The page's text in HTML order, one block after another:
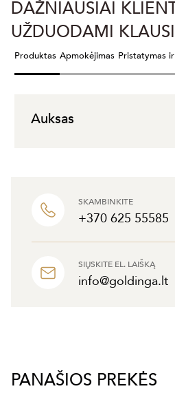
SKAMBINKITE
+370 625 55585
SIŲSKITE EL. LAIŠKĄ
info@goldinga.lt
DAŽNIAUSIAI
UŽDUODAMI
Produktas Apmokėjimas Pristatymas
Auksas
PANAŠIOS PREKĖS